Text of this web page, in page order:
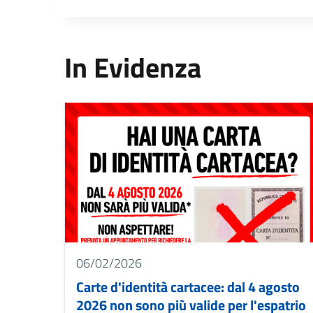
Titolo
In Evidenza
Image
06/02/2026
Carte d'identità cartacee: dal 4 agosto
2026 non sono più valide per l'espatrio